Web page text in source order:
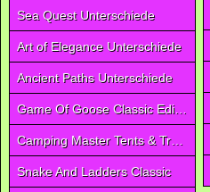
Sea Quest Unterschiede
Art of Elegance Unterschiede
Ancient Paths Unterschiede
Game Of Goose Classic Edition
Camping Master Tents & Trees
Snake And Ladders Classic